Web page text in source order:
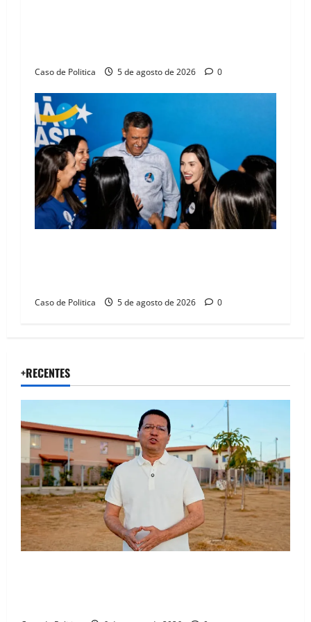
Caso de Politica 5 de agosto de 2026 0
Caso de Politica 5 de agosto de 2026 0
+RECENTES